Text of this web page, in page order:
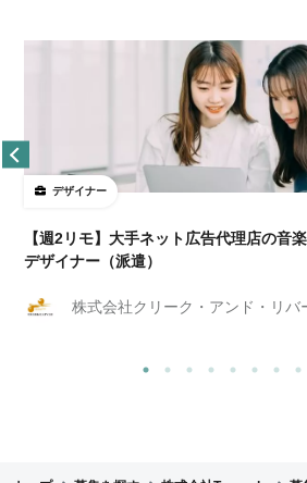
デザイナー
【週2リモ】大手ネット広告代理店の音
デザイナー（派遣）
株式会社クリーク・アンド・リバ